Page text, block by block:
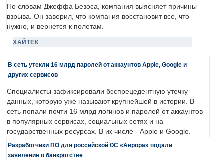
По словам Джеффа Безоса, компания выясняет причины
взрыва. Он заверил, что компания восстановит все, что
нужно, и вернется к полетам.
ХАЙТЕК
В сеть утекли 16 млрд паролей от аккаунтов Apple, Google и
других сервисов
Специалисты зафиксировали беспрецедентную утечку
данных, которую уже называют крупнейшей в истории. В
сеть попали почти 16 млрд логинов и паролей от аккаунтов
в популярных сервисах, социальных сетях и на
государственных ресурсах. В их числе - Apple и Google.
Разработчики ПО для российской ОС «Аврора» подали
заявление о банкротстве